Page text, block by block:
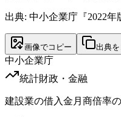
出典: 中小企業庁『2022
画像でコピー 出典
中小企業庁
統計財政・金融
建設業の借入金月商倍率